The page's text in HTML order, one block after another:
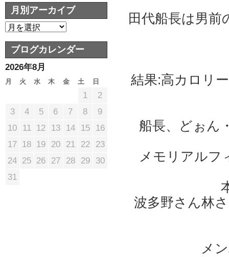
田代船長は男
結果:高カロリ
船長、どぉん
メモリアルフ
波多野さん林
メ
月別アーカイブ
ブログカレンダー
2026年8月
月 火 水 木 金 土 日
1
2
3
4 5 6 7 8
9
10
11 12 13 14 15
16
17 18 19 20 21 22
23
24 25 26 27 28 29
30
31